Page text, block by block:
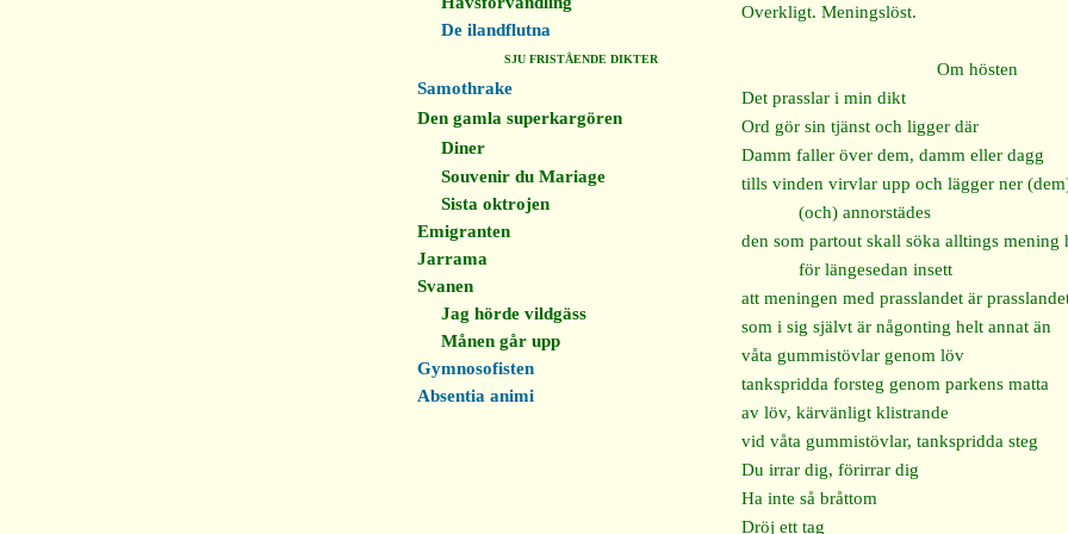
Overkligt. Meningslöst.
Om hösten
Det prasslar i min dikt
Ord gör sin tjänst och ligger där
Damm faller över dem, damm eller dagg
tills vinden virvlar upp och lägger ner
(och) annorstädes
den som partout skall söka alltings mening
för längesedan insett
att meningen med prasslandet är
som i sig självt är någonting helt annat än
våta gummistövlar genom löv
tankspridda forsteg genom parkens matta
av löv, kärvänligt klistrande
vid våta gummistövlar, tankspridda steg
Du irrar dig, förirrar dig
Ha inte så bråttom
Dröj ett tag
De ilandflutna
SJU FRISTÅENDE DIKTER
Samothrake
Den gamla superkargören
Diner
Souvenir du Mariage
Sista oktrojen
Emigranten
Jarrama
Svanen
Jag hörde vildgäss
Månen går upp
Gymnosofisten
Absentia animi